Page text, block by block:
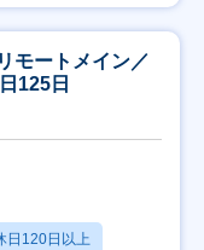
モートメイン／
125日
日120日以上